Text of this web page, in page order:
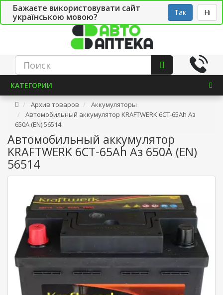
Бажаєте використовувати сайт
українською мовою?
Так Ні
СТО Укр
КАТЕГОРИИ
Архив товаров
Аккумуляторы
Автомобильный аккумулятор KRAFTWERK 6СТ-65Ah Аз
650A (EN) 56514
Автомобильный аккумулятор
KRAFTWERK 6СТ-65Ah Аз 650A (EN)
56514